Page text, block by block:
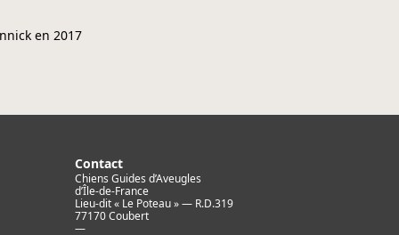
en 2017
Contact
Chiens Guides d’Aveugles
d’Île-de-France
Lieu-dit « Le Poteau » — R.D.319
77170 Coubert
—